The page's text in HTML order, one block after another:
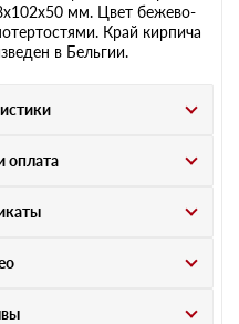
мм. Цвет бежево-
Край кирпича
в Бельгии.
оплата